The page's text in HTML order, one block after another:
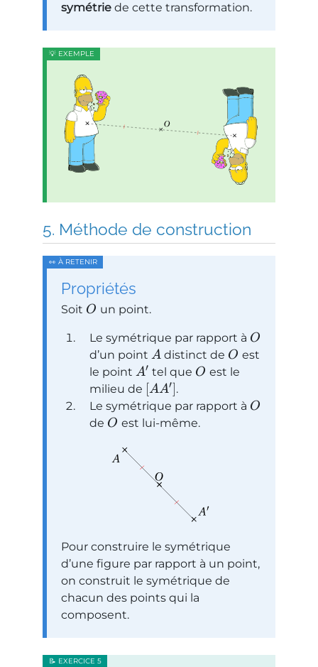
symétrie de cette transformation.
Méthode de construction
Propriétés
Soit O un point.
Le symétrique par rapport à O
d’un point A distinct de O est
le point A′ tel que O est le
milieu de [AA′].
Le symétrique par rapport à O
de O est lui-même.
Pour construire le symétrique
d’une figure par rapport à un point,
on construit le symétrique de
chacun des points qui la
composent.